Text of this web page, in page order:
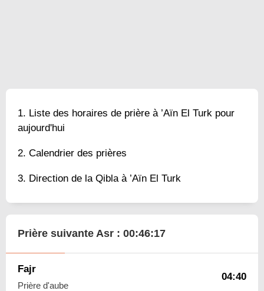
Liste des horaires de prière à ’Aïn El Turk pour
aujourd'hui
Calendrier des prières
Direction de la Qibla à ’Aïn El Turk
Prière suivante Asr : 00:46:16
Fajr
Prière d'aube
04:40